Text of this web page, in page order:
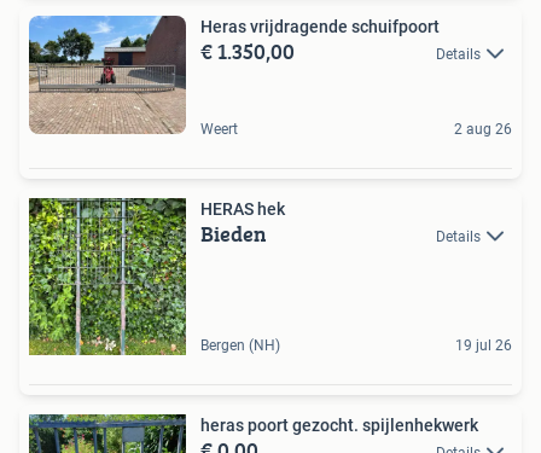
Heras vrijdragende schuifpoort
€ 1.350,00 Details
Weert 2 aug 26
HERAS hek
Bieden Details
Bergen (NH) 19 jul 26
heras poort gezocht. spijlenhekwerk